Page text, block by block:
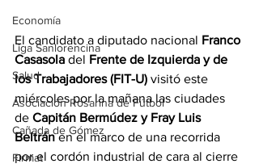
Economía
Liga Sanlorencina
Salud
Asociación Rosarina de Fútbol
Cañada de Gómez
Firmat
El candidato a diputado nacional Franco
Casasola del Frente de Izquierda y de
los Trabajadores (FIT-U) visitó este
miércoles por la mañana las ciudades
de Capitán Bermúdez y Fray Luis
Beltrán en el marco de una recorrida
por el cordón industrial de cara al cierre